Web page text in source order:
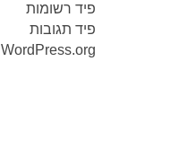
פיד רשומות
פיד תגובות
WordPress.org